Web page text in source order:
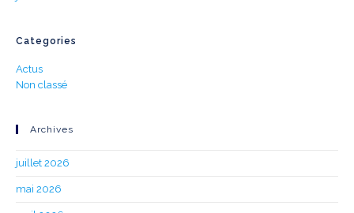
Categories
Actus
Non classé
Archives
juillet 2026
mai 2026